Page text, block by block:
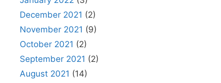
December 2021 (2)
November 2021 (9)
October 2021 (2)
September 2021 (2)
August 2021 (14)